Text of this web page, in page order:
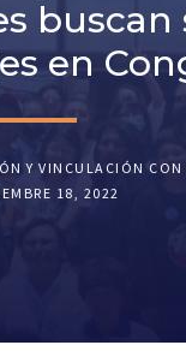
buscan
en
Y VINCULACIÓN
18, 2022